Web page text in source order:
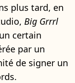
plus tard, en
Big Grrrl
certain
par un
de signer un